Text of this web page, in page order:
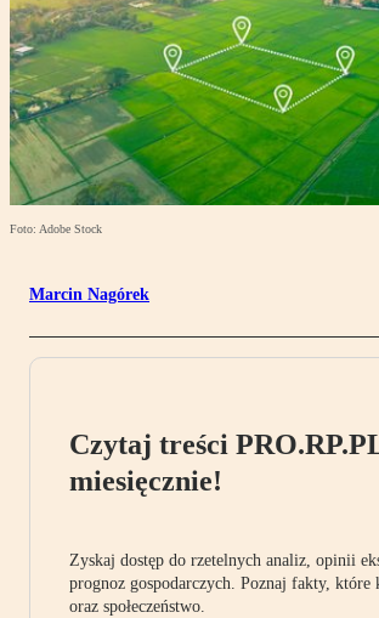
Foto: Adobe Stock
Marcin Nagórek
Czytaj treści
miesięcznie!
Zyskaj dostęp do rzetelnych analiz, opinii
prognoz gospodarczych. Poznaj fakty, które
oraz społeczeństwo.